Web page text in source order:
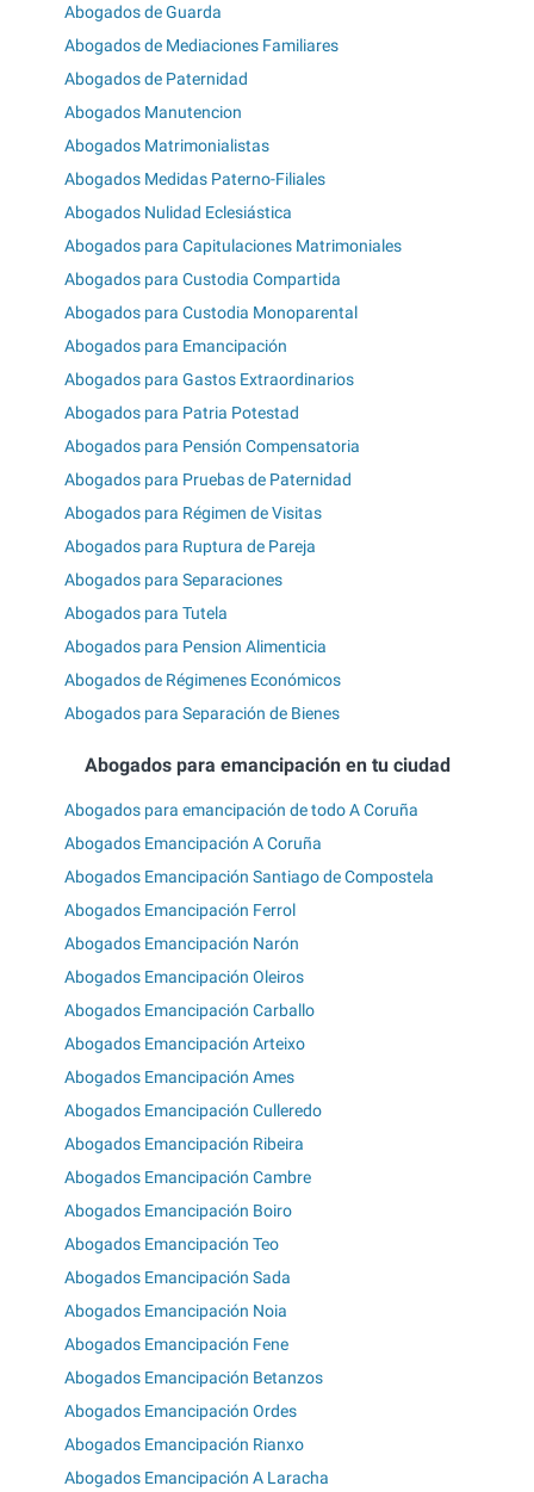
Abogados de Guarda
Abogados de Mediaciones Familiares
Abogados de Paternidad
Abogados Manutencion
Abogados Matrimonialistas
Abogados Medidas Paterno-Filiales
Abogados Nulidad Eclesiástica
Abogados para Capitulaciones Matrimoniales
Abogados para Custodia Compartida
Abogados para Custodia Monoparental
Abogados para Emancipación
Abogados para Gastos Extraordinarios
Abogados para Patria Potestad
Abogados para Pensión Compensatoria
Abogados para Pruebas de Paternidad
Abogados para Régimen de Visitas
Abogados para Ruptura de Pareja
Abogados para Separaciones
Abogados para Tutela
Abogados para Pension Alimenticia
Abogados de Régimenes Económicos
Abogados para Separación de Bienes
Abogados para emancipación en tu ciudad
Abogados para emancipación de todo A Coruña
Abogados Emancipación A Coruña
Abogados Emancipación Santiago de Compostela
Abogados Emancipación Ferrol
Abogados Emancipación Narón
Abogados Emancipación Oleiros
Abogados Emancipación Carballo
Abogados Emancipación Arteixo
Abogados Emancipación Ames
Abogados Emancipación Culleredo
Abogados Emancipación Ribeira
Abogados Emancipación Cambre
Abogados Emancipación Boiro
Abogados Emancipación Teo
Abogados Emancipación Sada
Abogados Emancipación Noia
Abogados Emancipación Fene
Abogados Emancipación Betanzos
Abogados Emancipación Ordes
Abogados Emancipación Rianxo
Abogados Emancipación A Laracha